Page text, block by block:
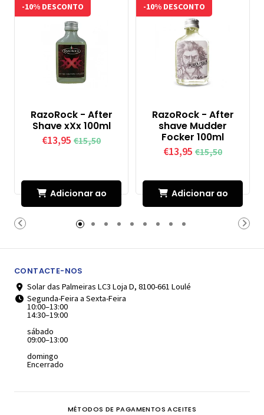
-10% DESCONTO
RazoRock - After
Shave xXx 100ml
€13,95 €15,50
Adicionar ao
Carrinho
-10% DESCONTO
RazoRock - After
shave Mudder
Focker 100ml
€13,95 €15,50
Adicionar ao
Carrinho
CONTACTE-NOS
Solar das Palmeiras LC3 Loja D, 8100-661 Loulé
Segunda-Feira a Sexta-Feira
10:00–13:00
14:30–19:00
sábado
09:00–13:00
domingo
Encerrado
MÉTODOS DE PAGAMENTOS ACEITES